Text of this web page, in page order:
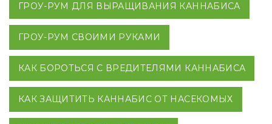
ГРОУ-РУМ ДЛЯ ВЫРАЩИВАНИЯ КАННАБИСА
ГРОУ-РУМ СВОИМИ РУКАМИ
КАК БОРОТЬСЯ С ВРЕДИТЕЛЯМИ КАННАБИСА
КАК ЗАЩИТИТЬ КАННАБИС ОТ НАСЕКОМЫХ